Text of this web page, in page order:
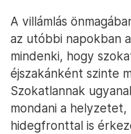
A villámlás
az utóbbi napokban
mindenki, hogy
éjszakánként szinte
Szokatlannak
mondani a helyzetet,
hidegfronttal is